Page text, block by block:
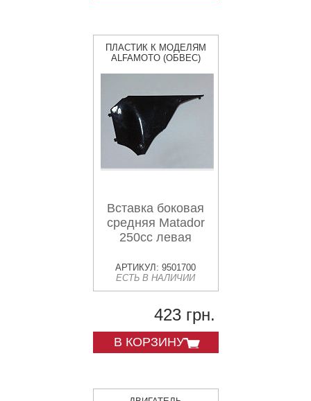
ПЛАСТИК К МОДЕЛЯМ
ALFAMOTO (ОБВЕС)
Вставка боковая
средняя Matador
250cc левая
АРТИКУЛ: 9501700
ЕСТЬ В НАЛИЧИИ
423 грн.
В КОРЗИНУ